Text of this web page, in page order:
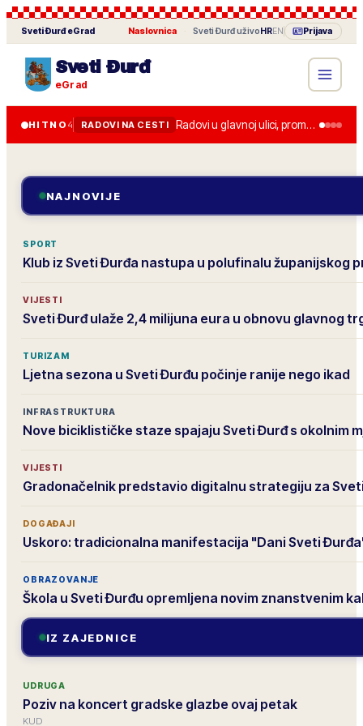
Sveti ĐurđeGrad Naslovnica Sveti ĐurđuživoHREN Prijava
Sveti Đurđ
eGrad
HITNO 4 RADOVI NA CESTI Radovi u glavnoj ulici, promet je usporen do kraja tjedna.
NAJNOVIJE
SPORT
Klub iz Sveti Đurđa nastupa u polufinalu županijskog
VIJESTI
Sveti Đurđ ulaže 2,4 milijuna eura u obnovu glavnog
TURIZAM
Ljetna sezona u Sveti Đurđu počinje ranije nego ikad
INFRASTRUKTURA
Nove biciklističke staze spajaju Sveti Đurđ s okolnim
VIJESTI
Gradonačelnik predstavio digitalnu strategiju za
DOGAĐAJI
Uskoro: tradicionalna manifestacija "Dani Sveti
OBRAZOVANJE
Škola u Sveti Đurđu opremljena novim znanstvenim
IZ ZAJEDNICE
UDRUGA
Poziv na koncert gradske glazbe ovaj petak
KUD